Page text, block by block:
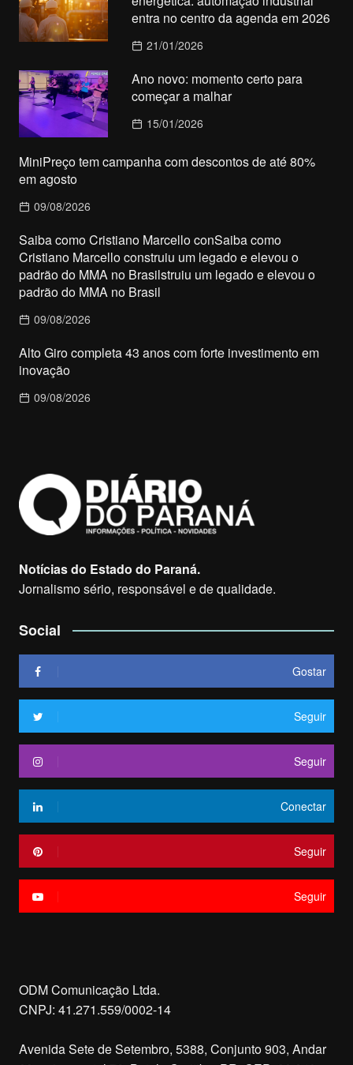
entra no centro da agenda em 2026
21/01/2026
Ano novo: momento certo para
começar a malhar
15/01/2026
MiniPreço tem campanha com descontos de até 80%
em agosto
09/08/2026
Saiba como Cristiano Marcello conSaiba como
Cristiano Marcello construiu um legado e elevou o
padrão do MMA no Brasilstruiu um legado e elevou o
padrão do MMA no Brasil
09/08/2026
Alto Giro completa 43 anos com forte investimento em
inovação
09/08/2026
Notícias do Estado do Paraná.
Jornalismo sério, responsável e de qualidade.
Social
Gostar
Seguir
Seguir
Conectar
Seguir
Seguir
ODM Comunicação Ltda.
CNPJ: 41.271.559/0002-14
Avenida Sete de Setembro, 5388, Conjunto 903, Andar